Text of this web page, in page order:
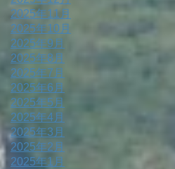
2025年11月
2025年10月
2025年9月
2025年8月
2025年7月
2025年6月
2025年5月
2025年4月
2025年3月
2025年2月
2025年1月